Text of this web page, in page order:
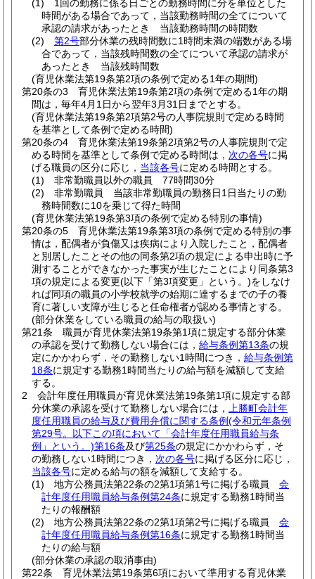
(1)
1回の勤務に係る日ごとの勤務時間に分を単位とした
時間がある場合であって，当該勤務時間の全てについて
承認の請求があったとき 当該勤務時間の時間数
(2)
第2号部分休業の残時間数に1時間未満の端数がある場
合であって，当該残時間数の全てについて承認の請求が
あったとき 当該残時間数
(育児休業法第19条第2項の条例で定める1年の期間)
第20条の3
育児休業法第19条第2項の条例で定める1年の期
間は，毎年4月1日から翌年3月31日までとする。
(育児休業法第19条第2項第2号の人事院規則で定める時間
を基準として条例で定める時間)
第20条の4
育児休業法第19条第2項第2号の人事院規則で定
める時間を基準として条例で定める時間は， 次の各号に掲
げる職員の区分に応じ， 当該各号に定める時間とする。
(1)
非常勤職員以外の職員 77時間30分
(2)
非常勤職員 当該非常勤職員の勤務日1日当たりの勤
務時間数に10を乗じて得た時間
(育児休業法第19条第3項の条例で定める特別の事情)
第20条の5
育児休業法第19条第3項の条例で定める特別の事
情は，配偶者が負傷又は疾病により入院したこと，配偶者
と別居したことその他の同条第2項の規定による申出時に予
測することができなかった事実が生じたことにより同条第3
項の規定による変更(以下「第3項変更」という。)をしなけ
れば同項の職員の小学校就学の始期に達するまでの子の養
育に著しい支障が生じると任命権者が認める事情とする。
(部分休業をしている職員の給与の取扱い)
第21条
職員が育児休業法第19条第1項に規定する部分休業
の承認を受けて勤務しない場合には， 給与条例第13条の規
定にかかわらず，その勤務しない1時間につき， 給与条例第
18条に規定する勤務1時間当たりの給与額を減額して支給
する。
2
会計年度任用職員が育児休業法第19条第1項に規定する部
分休業の承認を受けて勤務しない場合には，
上勝町会計年
度任用職員の給与及び費用弁償に関する条例(令和元年条例
第29号。以下この項において「会計年度任用職員給与条
例」という。)第16条及び第25条の規定にかかわらず，そ
の勤務しない1時間につき， 次の各号に掲げる区分に応じ，
当該各号に定める給与の額を減額して支給する。
(1)
地方公務員法第22条の2第1項第1号に掲げる職員 会
計年度任用職員給与条例第24条に規定する勤務1時間当
たりの報酬額
(2)
地方公務員法第22条の2第1項第2号に掲げる職員 会
計年度任用職員給与条例第16条に規定する勤務1時間当
たりの給与額
(部分休業の承認の取消事由)
第22条
育児休業法第19条第6項において準用する育児休業